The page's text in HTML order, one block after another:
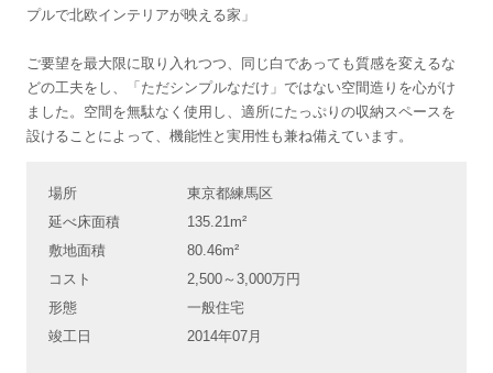
プルで北欧インテリアが映える家」
ご要望を最大限に取り入れつつ、同じ白であっても質感を変えるな
どの工夫をし、「ただシンプルなだけ」ではない空間造りを心がけ
ました。空間を無駄なく使用し、適所にたっぷりの収納スペースを
設けることによって、機能性と実用性も兼ね備えています。
場所
東京都練馬区
延べ床面積
135.21m²
敷地面積
80.46m²
コスト
2,500～3,000万円
形態
一般住宅
竣工日
2014年07月